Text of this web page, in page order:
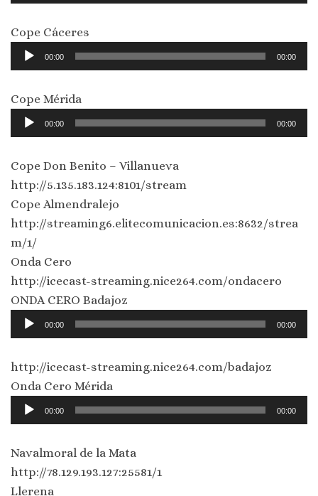
Cope Cáceres
Reproductor
de
00:00 00:00
Cope Mérida
Reproductor
de
00:00 00:00
Cope Don Benito – Villanueva
http://5.135.183.124:8101/stream
Cope Almendralejo
http://streaming6.elitecomunicacion.es:8632/strea
m/1/
Onda Cero
http://icecast-streaming.nice264.com/ondacero
ONDA CERO Badajoz
Reproductor
de
00:00 00:00
http://icecast-streaming.nice264.com/badajoz
Onda Cero Mérida
Reproductor
de
00:00 00:00
Navalmoral de la Mata
http://78.129.193.127:25581/1
Llerena